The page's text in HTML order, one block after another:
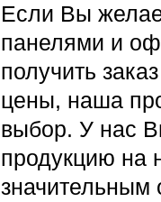
Если Вы
панелями и
получить
цены, наша
выбор. У нас
продукцию на
значительным